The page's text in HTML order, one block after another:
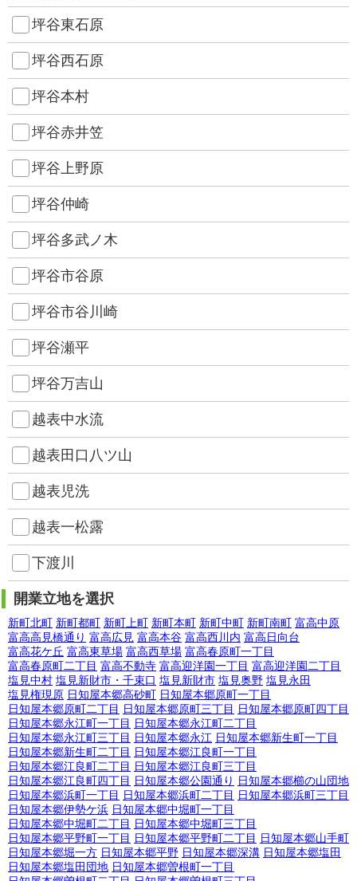
坪谷東石原
坪谷西石原
坪谷本村
坪谷赤井笠
坪谷上野原
坪谷仲崎
坪谷多武ノ木
坪谷市谷原
坪谷市谷川崎
坪谷瀬平
坪谷万吉山
越表中水流
越表田口八ツ山
越表児洗
越表一松露
下渡川
開業立地を選択
新町北町 新町都町 新町上町 新町本町 新町中町 新町南町 富高中原
富高高見橋通り 富高広見 富高本谷 富高西川内 富高日向台
富高花ケ丘 富高東草場 富高西草場 富高春原町一丁目
富高春原町二丁目 富高不動寺 富高迎洋園一丁目 富高迎洋園二丁目
塩見中村 塩見新財市・千束口 塩見新財市 塩見奥野 塩見永田
塩見権現原 日知屋本郷高砂町 日知屋本郷原町一丁目
日知屋本郷原町二丁目 日知屋本郷原町三丁目 日知屋本郷原町四丁目
日知屋本郷永江町一丁目 日知屋本郷永江町二丁目
日知屋本郷永江町三丁目 日知屋本郷永江 日知屋本郷新生町一丁目
日知屋本郷新生町二丁目 日知屋本郷江良町一丁目
日知屋本郷江良町二丁目 日知屋本郷江良町三丁目
日知屋本郷江良町四丁目 日知屋本郷公園通り 日知屋本郷櫛の山団地
日知屋本郷浜町一丁目 日知屋本郷浜町二丁目 日知屋本郷浜町三丁目
日知屋本郷伊勢ケ浜 日知屋本郷中堀町一丁目
日知屋本郷中堀町二丁目 日知屋本郷中堀町三丁目
日知屋本郷平野町一丁目 日知屋本郷平野町二丁目 日知屋本郷山手町
日知屋本郷堀一方 日知屋本郷平野 日知屋本郷深溝 日知屋本郷塩田
日知屋本郷塩田団地 日知屋本郷曽根町一丁目